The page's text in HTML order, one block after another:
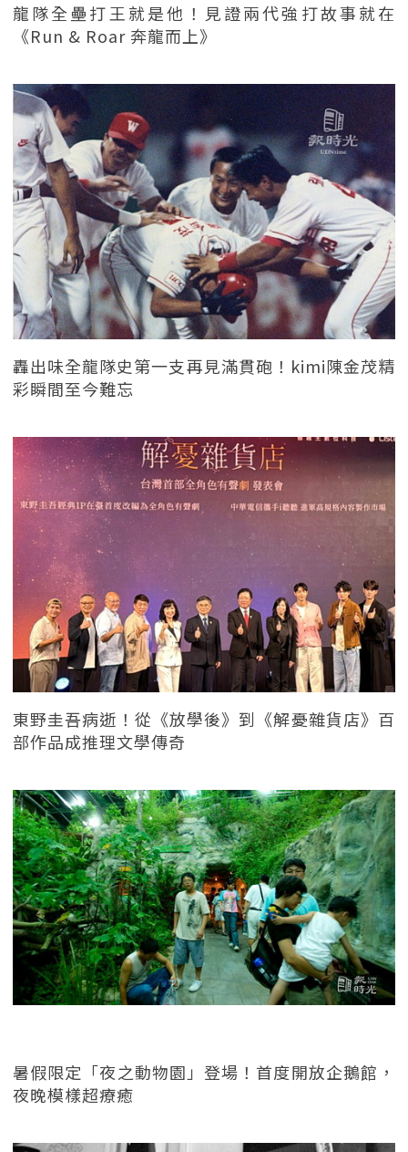
龍隊全壘打王就是他！見證兩代強打故事就在
《Run & Roar 奔龍而上》
轟出味全龍隊史第一支再見滿貫砲！kimi陳金茂精
彩瞬間至今難忘
東野圭吾病逝！從《放學後》到《解憂雜貨店》百
部作品成推理文學傳奇
暑假限定「夜之動物園」登場！首度開放企鵝館，
夜晚模樣超療癒